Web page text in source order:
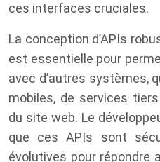
ces interfaces cruciales.
La conception d’APIs
est essentielle pour
avec d’autres systèmes,
mobiles, de services
du site web. Le
que ces APIs sont
évolutives pour répondre